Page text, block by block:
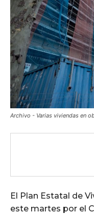
Archivo - Varias viviendas en
El Plan Estatal de
este martes por el